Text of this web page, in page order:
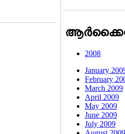
2008
January
February
March 2009
April 2009
May 2009
June 2009
July 2009